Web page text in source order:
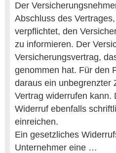
Der
Abschluss des
verpflichtet, den
zu informieren. Der
Versicherungsvertrag,
genommen hat. Für den
daraus ein unbegrenzter
Vertrag widerrufen kann.
Widerruf ebenfalls
einreichen.
Ein gesetzliches
Unternehmer eine …